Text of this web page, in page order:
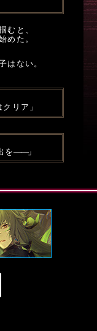
むと、
めた。
はない。
リア」
を――」